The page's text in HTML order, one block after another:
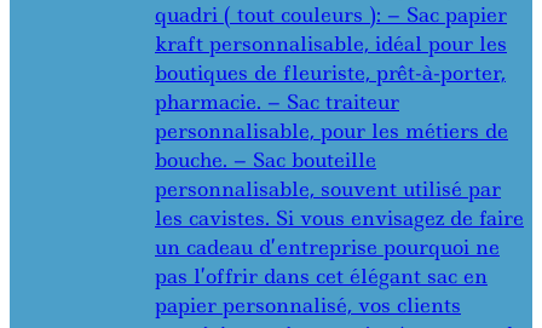
quadri ( tout couleurs ): – Sac papier
kraft personnalisable, idéal pour les
boutiques de fleuriste, prêt-à-porter,
pharmacie. – Sac traiteur
personnalisable, pour les métiers de
bouche. – Sac bouteille
personnalisable, souvent utilisé par
les cavistes. Si vous envisagez de faire
un cadeau d’entreprise pourquoi ne
pas l’offrir dans cet élégant sac en
papier personnalisé, vos clients